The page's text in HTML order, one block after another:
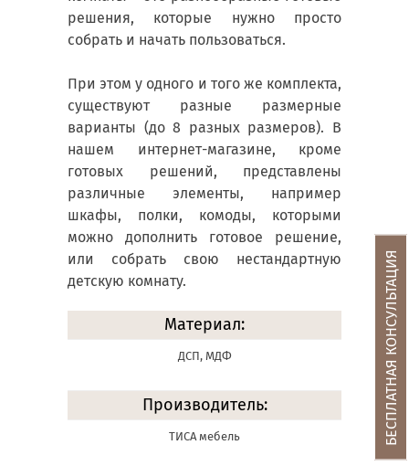
решения, которые нужно просто
собрать и начать пользоваться.
При этом у одного и того же комплекта,
существуют разные размерные
варианты (до 8 разных размеров). В
нашем интернет-магазине, кроме
готовых решений, представлены
различные элементы, например
шкафы, полки, комоды, которыми
можно дополнить готовое решение,
или собрать свою нестандартную
детскую комнату.
Материал:
ДСП, МДФ
Производитель:
ТИСА мебель БЕСПЛАТНАЯ КОНСУЛЬТАЦИЯ